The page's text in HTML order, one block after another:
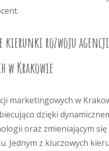
kierunki rozwoju agencji
w Krakowie
marketingowych w
dzięki
oraz zmieniającym się
Jednym z kluczowych